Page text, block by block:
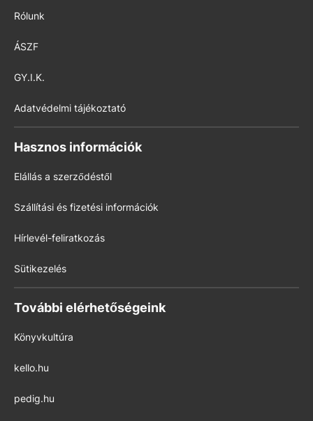
Rólunk
ÁSZF
GY.I.K.
Adatvédelmi tájékoztató
Hasznos információk
Elállás a szerződéstől
Szállítási és fizetési információk
Hírlevél-feliratkozás
Sütikezelés
További elérhetőségeink
Könyvkultúra
kello.hu
pedig.hu